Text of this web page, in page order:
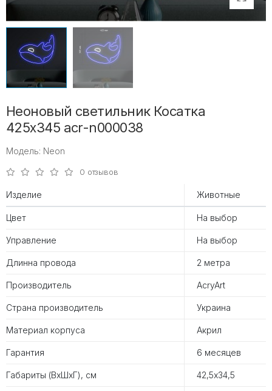
Неоновый светильник Косатка
425х345 acr-n000038
Модель: Neon
0 отзывов
Изделие Животные
Цвет На выбор
Управление На выбор
Длинна провода 2 метра
Производитель AcryArt
Страна производитель Украина
Материал корпуса Акрил
Гарантия 6 месяцев
Габариты (ВхШхГ), см 42,5х34,5